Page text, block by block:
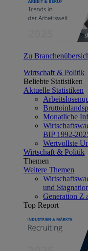
Zu
Wirtschaft & Politik
Beliebte Statistiken
Aktuelle Statistiken
Monatliche
BIP 1992-
Wertvollste
Wirtschaft & Politik
Themen
Weitere Themen
und
Generation Z
Top Report